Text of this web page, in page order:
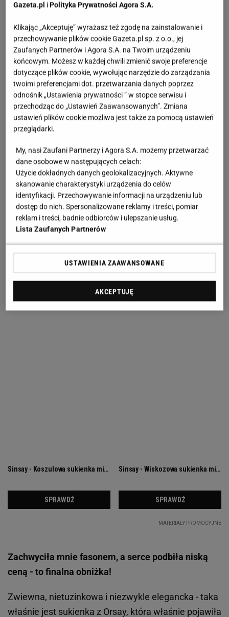
Zachwyciła mnie fasonem, a serce podbiła niską
ceną - to finalna obniżka!
Zwiewna, nietuzinkowa i niezwykle elegancka - taka
właśnie jest sukienka z Orsay, która właśnie pojawiła
Gazeta.pl iPolityka Prywatności Agora S.A.
Klikając „Akceptuję” wyrażasz też zgodę na zainstalowanie i
przechowywanie plików cookie Gazeta.pl sp. z o.o., jej
Zaufanych Partnerów i Agora S.A. na Twoim urządzeniu
końcowym. Możesz w każdej chwili zmienić swoje preferencje
dotyczące plików cookie, wywołując narzędzie do zarządzania
twoimi preferencjami dot. przetwarzania danych poprzez
odnośnik „Ustawienia prywatności ” w stopce serwisu i
przechodząc do „Ustawień Zaawansowanych”. Zmiana
ustawień plików cookie możliwa jest także za pomocą ustawień
przeglądarki.
My, nasi Zaufani Partnerzy i Agora S.A. możemy przetwarzać
dane osobowe w następujących celach:
Użycie dokładnych danych geolokalizacyjnych. Aktywne
skanowanie charakterystyki urządzenia do celów
identyfikacji. Przechowywanie informacji na urządzeniu lub
dostęp do nich. Spersonalizowane reklamy i treści, pomiar
reklam i treści, badnie odbiorców i ulepszanie usług.
Lista Zaufanych Partnerów
USTAWIENIA ZAAWANSOWANE
AKCEPTUJĘ